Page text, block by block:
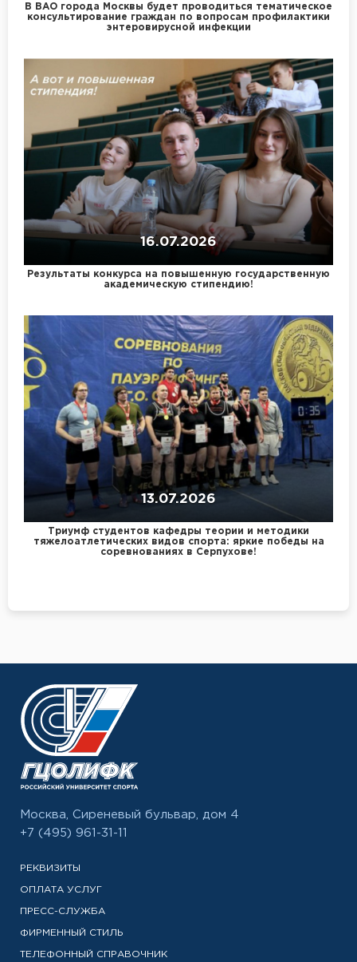
В ВАО города Москвы будет проводиться тематическое
консультирование граждан по вопросам профилактики
энтеровирусной инфекции
16.07.2026
Результаты конкурса на повышенную государственную
академическую стипендию!
13.07.2026
Триумф студентов кафедры теории и методики
тяжелоатлетических видов спорта: яркие победы на
соревнованиях в Серпухове!
Москва, Сиреневый бульвар, дом 4
+7 (495) 961-31-11
РЕКВИЗИТЫ
ОПЛАТА УСЛУГ
ПРЕСС-СЛУЖБА
ФИРМЕННЫЙ СТИЛЬ
ТЕЛЕФОННЫЙ СПРАВОЧНИК